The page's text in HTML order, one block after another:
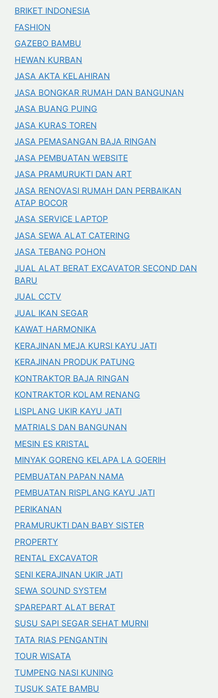
BRIKET INDONESIA
FASHION
GAZEBO BAMBU
HEWAN KURBAN
JASA AKTA KELAHIRAN
JASA BONGKAR RUMAH DAN BANGUNAN
JASA BUANG PUING
JASA KURAS TOREN
JASA PEMASANGAN BAJA RINGAN
JASA PEMBUATAN WEBSITE
JASA PRAMURUKTI DAN ART
JASA RENOVASI RUMAH DAN PERBAIKAN
ATAP BOCOR
JASA SERVICE LAPTOP
JASA SEWA ALAT CATERING
JASA TEBANG POHON
JUAL ALAT BERAT EXCAVATOR SECOND DAN
BARU
JUAL CCTV
JUAL IKAN SEGAR
KAWAT HARMONIKA
KERAJINAN MEJA KURSI KAYU JATI
KERAJINAN PRODUK PATUNG
KONTRAKTOR BAJA RINGAN
KONTRAKTOR KOLAM RENANG
LISPLANG UKIR KAYU JATI
MATRIALS DAN BANGUNAN
MESIN ES KRISTAL
MINYAK GORENG KELAPA LA GOERIH
PEMBUATAN PAPAN NAMA
PEMBUATAN RISPLANG KAYU JATI
PERIKANAN
PRAMURUKTI DAN BABY SISTER
PROPERTY
RENTAL EXCAVATOR
SENI KERAJINAN UKIR JATI
SEWA SOUND SYSTEM
SPAREPART ALAT BERAT
SUSU SAPI SEGAR SEHAT MURNI
TATA RIAS PENGANTIN
TOUR WISATA
TUMPENG NASI KUNING
TUSUK SATE BAMBU